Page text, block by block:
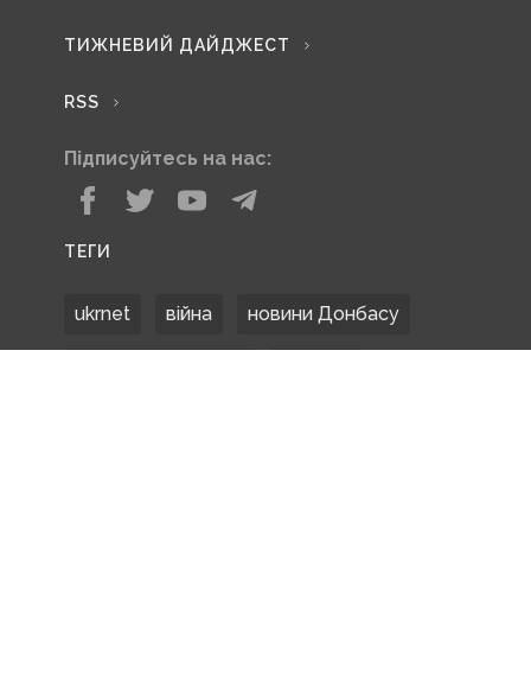
ТИЖНЕВИЙ ДАЙДЖЕСТ
RSS
Підписуйтесь на нас:
ТЕГИ
ukrnet війна новини Донбасу